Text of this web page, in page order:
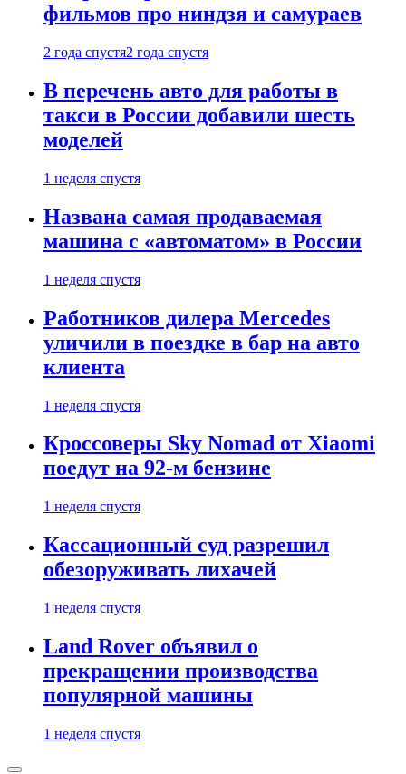
фильмов про ниндзя и самураев
2 года спустя2 года спустя
В перечень авто для работы в
такси в России добавили шесть
моделей
1 неделя спустя
Названа самая продаваемая
машина с «автоматом» в России
1 неделя спустя
Работников дилера Mercedes
уличили в поездке в бар на авто
клиента
1 неделя спустя
Кроссоверы Sky Nomad от Xiaomi
поедут на 92-м бензине
1 неделя спустя
Кассационный суд разрешил
обезоруживать лихачей
1 неделя спустя
Land Rover объявил о
прекращении производства
популярной машины
1 неделя спустя